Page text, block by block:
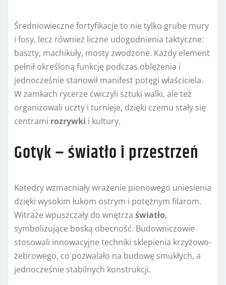
Średniowieczne fortyfikacje to nie tylko grube mury
i fosy, lecz również liczne udogodnienia taktyczne:
baszty, machikuły, mosty zwodzone. Każdy element
pełnił określoną funkcję podczas oblężenia i
jednocześnie stanowił manifest potęgi właściciela.
W zamkach rycerze ćwiczyli sztuki walki, ale też
organizowali uczty i turnieje, dzięki czemu stały się
centrami rozrywki i kultury.
Gotyk – światło i przestrzeń
Katedry wzmacniały wrażenie pionowego uniesienia
dzięki wysokim łukom ostrym i potężnym filarom.
Witraże wpuszczały do wnętrza światło,
symbolizujące boską obecność. Budowniczowie
stosowali innowacyjne techniki sklepienia krzyżowo-
żebrowego, co pozwalało na budowę smukłych, a
jednocześnie stabilnych konstrukcji.